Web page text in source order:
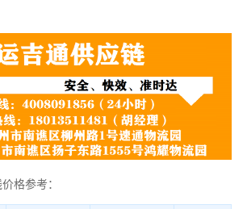
格参考：